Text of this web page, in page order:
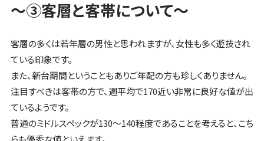
～③客層と客帯について～
客層の多くは若年層の男性と思われますが、女性も多く遊技され
ている印象です。
また、新台期間ということもありご年配の方も珍しくありません。
注目すべきは客帯の方で、週平均で170近い非常に良好な値が出
ているようです。
普通のミドルスペックが130～140程度であることを考えると、こち